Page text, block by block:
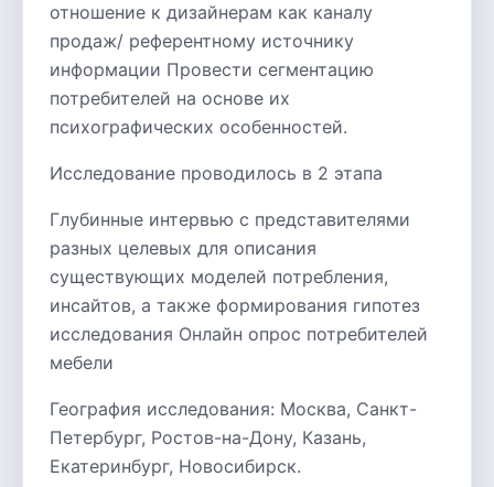
отношение к дизайнерам как каналу
продаж/ референтному источнику
информации Провести сегментацию
потребителей на основе их
психографических особенностей.
Исследование проводилось в 2 этапа
Глубинные интервью с представителями
разных целевых для описания
существующих моделей потребления,
инсайтов, а также формирования гипотез
исследования Онлайн опрос потребителей
мебели
География исследования: Москва, Санкт-
Петербург, Ростов-на-Дону, Казань,
Екатеринбург, Новосибирск.